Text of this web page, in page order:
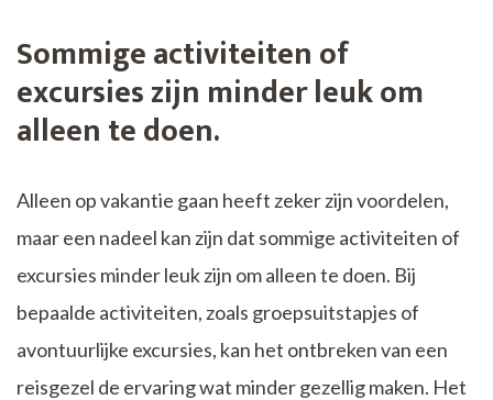
Sommige activiteiten of
excursies zijn minder leuk om
alleen te doen.
Alleen op vakantie gaan heeft zeker zijn voordelen,
maar een nadeel kan zijn dat sommige activiteiten of
excursies minder leuk zijn om alleen te doen. Bij
bepaalde activiteiten, zoals groepsuitstapjes of
avontuurlijke excursies, kan het ontbreken van een
reisgezel de ervaring wat minder gezellig maken. Het